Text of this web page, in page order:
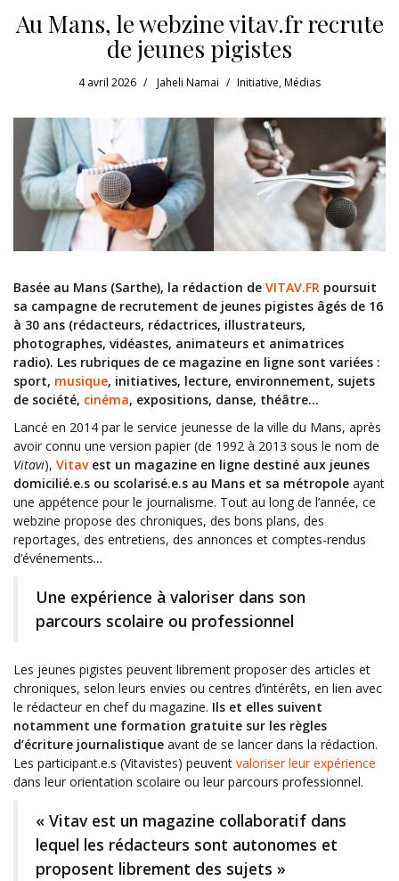
Au Mans, le webzine vitav.fr recrute
de jeunes pigistes
4 avril 2026 Jaheli Namai Initiative,Médias
Basée au Mans (Sarthe), la rédaction de VITAV.FR poursuit
sa campagne de recrutement de jeunes pigistes âgés de 16
à 30 ans (rédacteurs, rédactrices, illustrateurs,
photographes, vidéastes, animateurs et animatrices
radio). Les rubriques de ce magazine en ligne sont variées :
sport, musique, initiatives, lecture, environnement, sujets
de société, cinéma, expositions, danse, théâtre…
Lancé en 2014 par le service jeunesse de la ville du Mans, après
avoir connu une version papier (de 1992 à 2013 sous le nom de
Vitavi), Vitavest un magazine en ligne destiné aux jeunes
domicilié.e.s ou scolarisé.e.s au Mans et sa métropole ayant
une appétence pour le journalisme. Tout au long de l’année, ce
webzine propose des chroniques, des bons plans, des
reportages, des entretiens, des annonces et comptes-rendus
d’événements…
Une expérience à valoriser dans son
parcours scolaire ou professionnel
Les jeunes pigistes peuvent librement proposer des articles et
chroniques, selon leurs envies ou centres d’intérêts, en lien avec
le rédacteur en chef du magazine. Ils et elles suivent
notamment une formation gratuite sur les règles
d’écriture journalistique avant de se lancer dans la rédaction.
Les participant.e.s (Vitavistes) peuvent valoriser leur expérience
dans leur orientation scolaire ou leur parcours professionnel.
« Vitav est un magazine collaboratif dans
lequel les rédacteurs sont autonomes et
proposent librement des sujets »